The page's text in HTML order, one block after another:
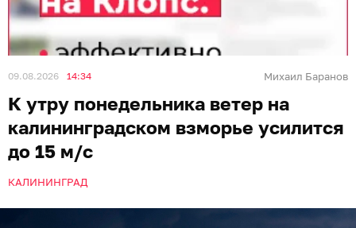
09.08.2026 14:34 Михаил Баранов
К утру понедельника ветер на
калининградском взморье усилится
до 15 м/с
КАЛИНИНГРАД